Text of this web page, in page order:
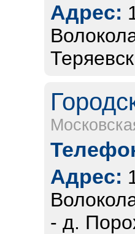
Адрес:
Адрес:
- д.